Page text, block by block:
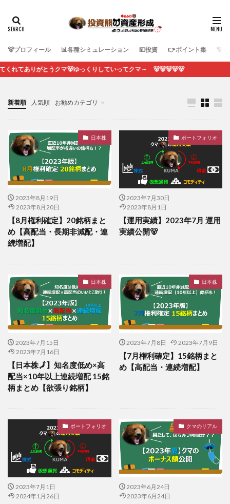
🐻プロフィール 📊各種シミュレーション 💴投資 👉ポイント集 🐻
ありがとうクマ🐻ゆっくりしていってクマ～ 🐻🐻🐻🐻🐻
新着順 人気順 お勧めカテゴリ
各種シミュレーション
日本株
2023年8月19日
2023年8月20日
【8月権利確定】20銘柄まと
め【高配当・長期非減配・連
続増配】
ポートフォリオ
2023年7月30日
2023年8月1日
【運用実績】2023年7月 運用
実績公開🐻
日本株
2023年7月15日
2023年7月16日
【日本株🗾】知名度低め×高
配当×10年以上連続増配 15銘
柄まとめ【欲張り銘柄】
日本株
2023年7月8日 2023年7月9日
【7月権利確定】15銘柄まと
め【高配当・連続増配】
ポートフォリオ
2023年7月1日
2024年1月26日
クマのリアル
2023年6月24日
2023年6月24日